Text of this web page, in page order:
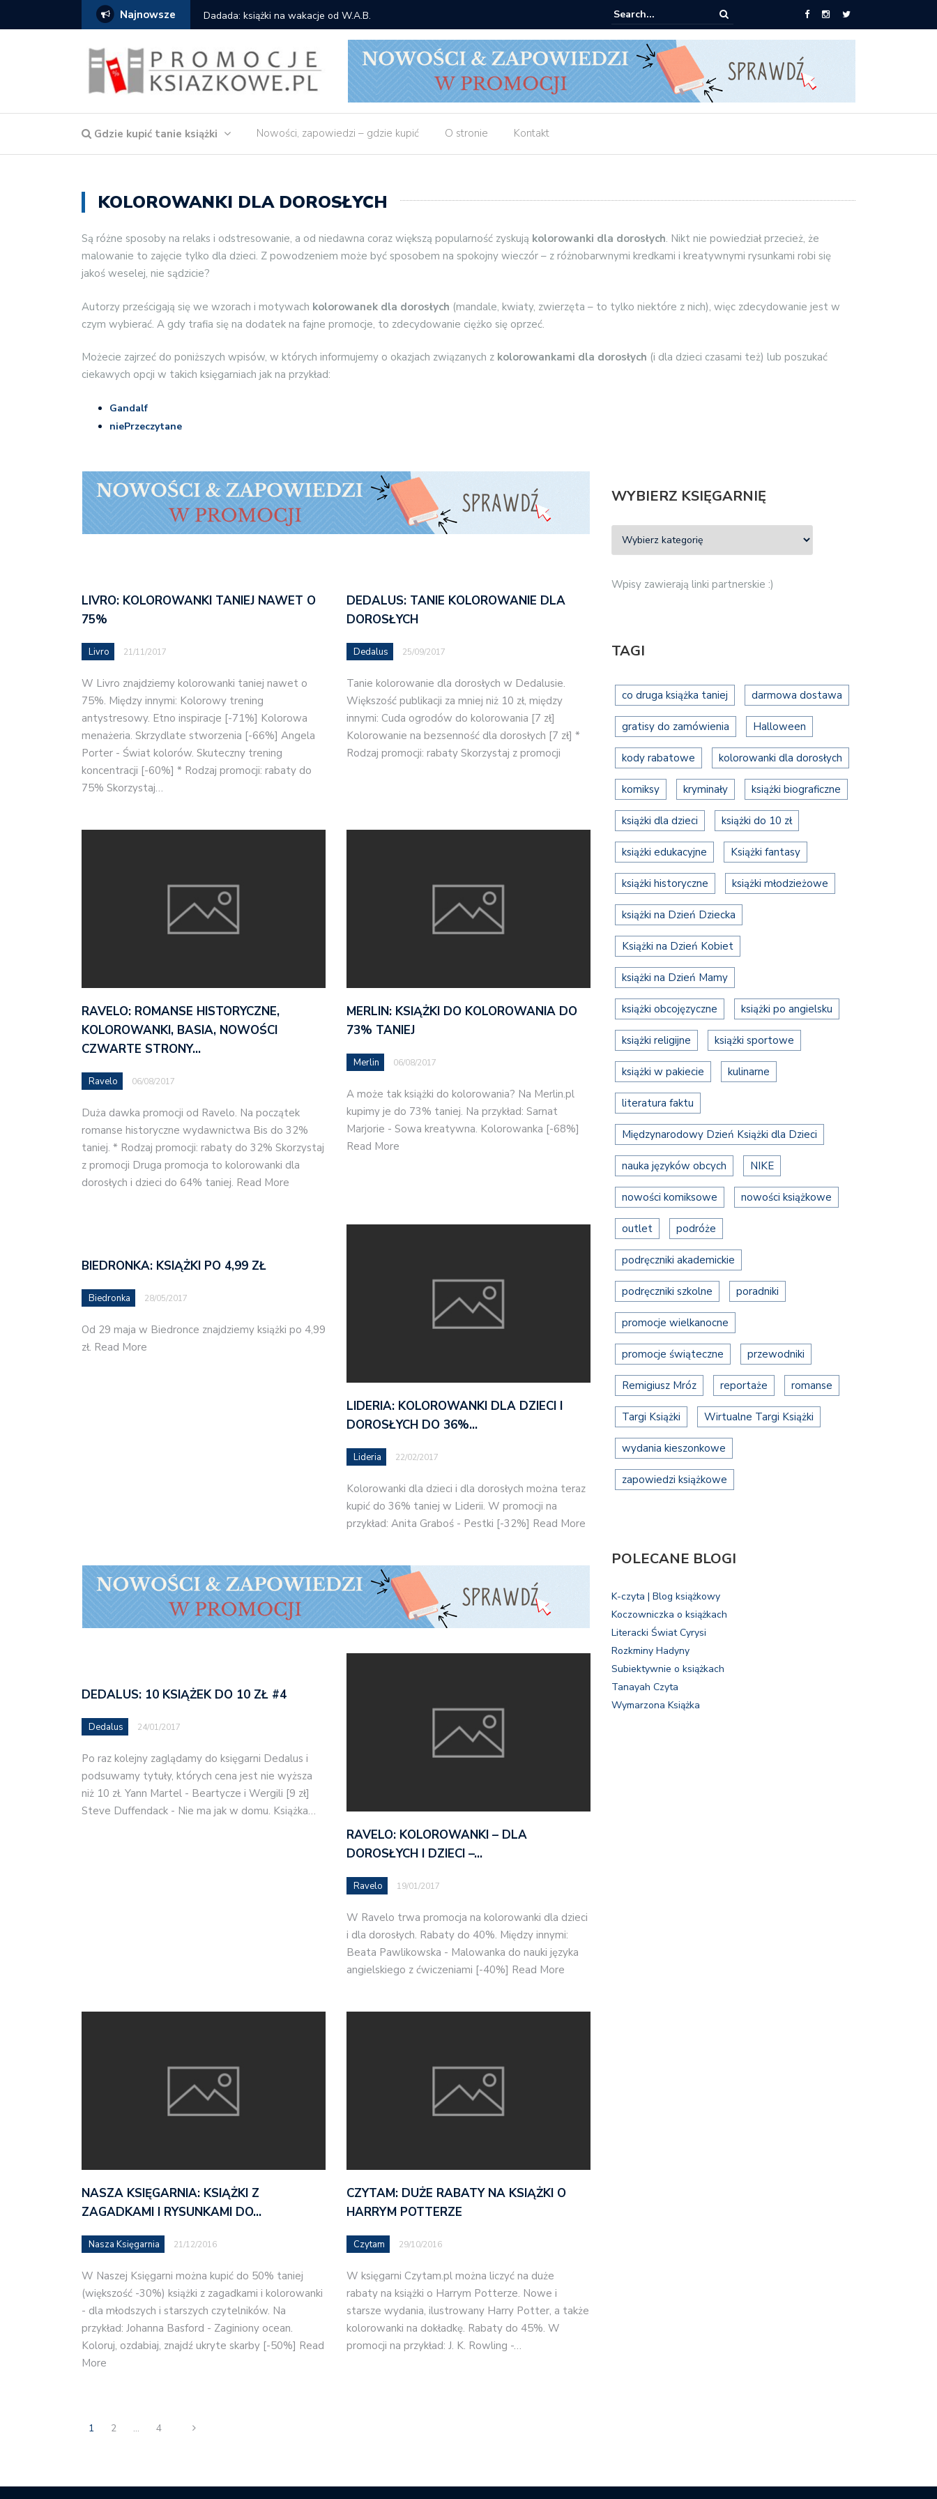
Najnowsze Gdzie kupić: Mieczysław Gorzka – Copycat Znak: książki od 2,90 zł do zamówienia
Gdzie kupić tanie książki Nowości, zapowiedzi – gdzie kupić O stronie Kontakt
KOLOROWANKI DLA DOROSŁYCH
Są różne sposoby na relaks i odstresowanie, a od niedawna coraz większą popularność zyskują kolorowanki dla dorosłych. Nikt nie powiedział przecież, że
malowanie to zajęcie tylko dla dzieci. Z powodzeniem może być sposobem na spokojny wieczór – z różnobarwnymi kredkami i kreatywnymi rysunkami robi się
jakoś weselej, nie sądzicie?
Autorzy prześcigają się we wzorach i motywach kolorowanek dla dorosłych (mandale, kwiaty, zwierzęta – to tylko niektóre z nich), więc zdecydowanie jest w
czym wybierać. A gdy trafia się na dodatek na fajne promocje, to zdecydowanie ciężko się oprzeć.
Możecie zajrzeć do poniższych wpisów, w których informujemy o okazjach związanych z kolorowankami dla dorosłych (i dla dzieci czasami też) lub poszukać
ciekawych opcji w takich księgarniach jak na przykład:
Gandalf
niePrzeczytane
LIVRO: KOLOROWANKI TANIEJ NAWET O
75%
Livro 21/11/2017
W Livro znajdziemy kolorowanki taniej nawet o
75%. Między innymi: Kolorowy trening
antystresowy. Etno inspiracje [-71%] Kolorowa
menażeria. Skrzydlate stworzenia [-66%] Angela
Porter - Świat kolorów. Skuteczny trening
koncentracji [-60%] * Rodzaj promocji: rabaty do
75% Skorzystaj…
DEDALUS: TANIE KOLOROWANIE DLA
DOROSŁYCH
Dedalus 25/09/2017
Tanie kolorowanie dla dorosłych w Dedalusie.
Większość publikacji za mniej niż 10 zł, między
innymi: Cuda ogrodów do kolorowania [7 zł]
Kolorowanie na bezsenność dla dorosłych [7 zł] *
Rodzaj promocji: rabaty Skorzystaj z promocji
RAVELO: ROMANSE HISTORYCZNE,
KOLOROWANKI, BASIA, NOWOŚCI
CZWARTE STRONY…
Ravelo 06/08/2017
Duża dawka promocji od Ravelo. Na początek
romanse historyczne wydawnictwa Bis do 32%
taniej. * Rodzaj promocji: rabaty do 32% Skorzystaj
z promocji Druga promocja to kolorowanki dla
dorosłych i dzieci do 64% taniej. Read More
MERLIN: KSIĄŻKI DO KOLOROWANIA DO
73% TANIEJ
Merlin 06/08/2017
A może tak książki do kolorowania? Na Merlin.pl
kupimy je do 73% taniej. Na przykład: Sarnat
Marjorie - Sowa kreatywna. Kolorowanka [-68%]
Read More
BIEDRONKA: KSIĄŻKI PO 4,99 ZŁ
Biedronka 28/05/2017
Od 29 maja w Biedronce znajdziemy książki po 4,99
zł. Read More
LIDERIA: KOLOROWANKI DLA DZIECI I
DOROSŁYCH DO 36%…
Lideria 22/02/2017
Kolorowanki dla dzieci i dla dorosłych można teraz
kupić do 36% taniej w Liderii. W promocji na
przykład: Anita Graboś - Pestki [-32%] Read More
DEDALUS: 10 KSIĄŻEK DO 10 ZŁ #4
Dedalus 24/01/2017
Po raz kolejny zaglądamy do księgarni Dedalus i
podsuwamy tytuły, których cena jest nie wyższa
niż 10 zł. Yann Martel - Beartycze i Wergili [9 zł]
Steve Duffendack - Nie ma jak w domu. Książka…
RAVELO: KOLOROWANKI – DLA
DOROSŁYCH I DZIECI –…
Ravelo 19/01/2017
W Ravelo trwa promocja na kolorowanki dla dzieci
i dla dorosłych. Rabaty do 40%. Między innymi:
Beata Pawlikowska - Malowanka do nauki języka
angielskiego z ćwiczeniami [-40%] Read More
NASZA KSIĘGARNIA: KSIĄŻKI Z
ZAGADKAMI I RYSUNKAMI DO…
Nasza Księgarnia 21/12/2016
W Naszej Księgarni można kupić do 50% taniej
(większość -30%) książki z zagadkami i kolorowanki
- dla młodszych i starszych czytelników. Na
przykład: Johanna Basford - Zaginiony ocean.
Koloruj, ozdabiaj, znajdź ukryte skarby [-50%] Read
More
CZYTAM: DUŻE RABATY NA KSIĄŻKI O
HARRYM POTTERZE
Czytam 29/10/2016
W księgarni Czytam.pl można liczyć na duże
rabaty na książki o Harrym Potterze. Nowe i
starsze wydania, ilustrowany Harry Potter, a także
kolorowanki na dokładkę. Rabaty do 45%. W
promocji na przykład: J. K. Rowling -…
1 2 … 4
WYBIERZ KSIĘGARNIĘ
Wpisy zawierają linki partnerskie :)
TAGI
co druga książka taniej darmowa dostawa
gratisy do zamówienia Halloween
kody rabatowe kolorowanki dla dorosłych
komiksy kryminały książki biograficzne
książki dla dzieci książki do 10 zł
książki edukacyjne Książki fantasy
książki historyczne książki młodzieżowe
książki na Dzień Dziecka
Książki na Dzień Kobiet
książki na Dzień Mamy
książki obcojęzyczne książki po angielsku
książki religijne książki sportowe
książki w pakiecie kulinarne
literatura faktu
Międzynarodowy Dzień Książki dla Dzieci
nauka języków obcych NIKE
nowości komiksowe nowości książkowe
outlet podróże
podręczniki akademickie
podręczniki szkolne poradniki
promocje wielkanocne
promocje świąteczne przewodniki
Remigiusz Mróz reportaże romanse
Targi Książki Wirtualne Targi Książki
wydania kieszonkowe
zapowiedzi książkowe
POLECANE BLOGI
K-czyta | Blog książkowy
Koczowniczka o książkach
Literacki Świat Cyrysi
Rozkminy Hadyny
Subiektywnie o książkach
Tanayah Czyta
Wymarzona Książka